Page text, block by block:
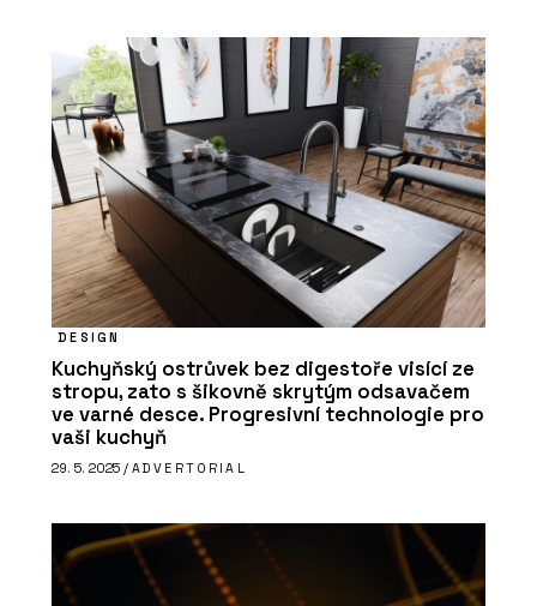
DESIGN
Kuchyňský ostrůvek bez digestoře visící ze
stropu, zato s šikovně skrytým odsavačem
ve varné desce. Progresivní technologie pro
vaši kuchyň
29. 5. 2025 / ADVERTORIAL